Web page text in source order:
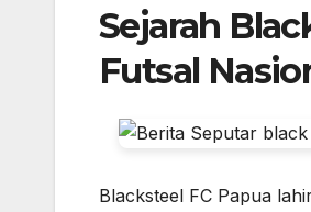
Sejarah
Futsal
Blacksteel FC Papua